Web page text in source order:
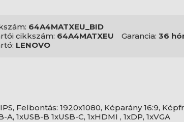
64A4MATXEU_BID
cikkszám: 64A4MATXEU Garancia: 36
LENOVO
Felbontás: 1920x1080, Képarány 16:9,
A, 1xUSB-B 1xUSB-C, 1xHDMI , 1xDP, 1xVGA